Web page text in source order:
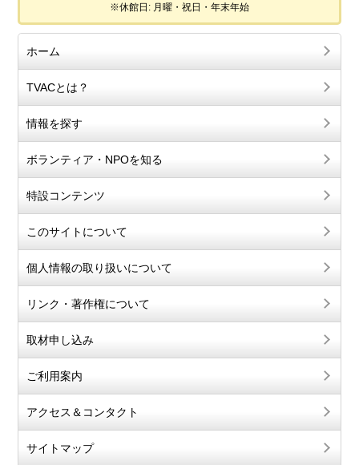
※休館日: 月曜・祝日・年末年始
ホーム
TVACとは？
情報を探す
ボランティア・NPOを知る
特設コンテンツ
このサイトについて
個人情報の取り扱いについて
リンク・著作権について
取材申し込み
ご利用案内
アクセス＆コンタクト
サイトマップ